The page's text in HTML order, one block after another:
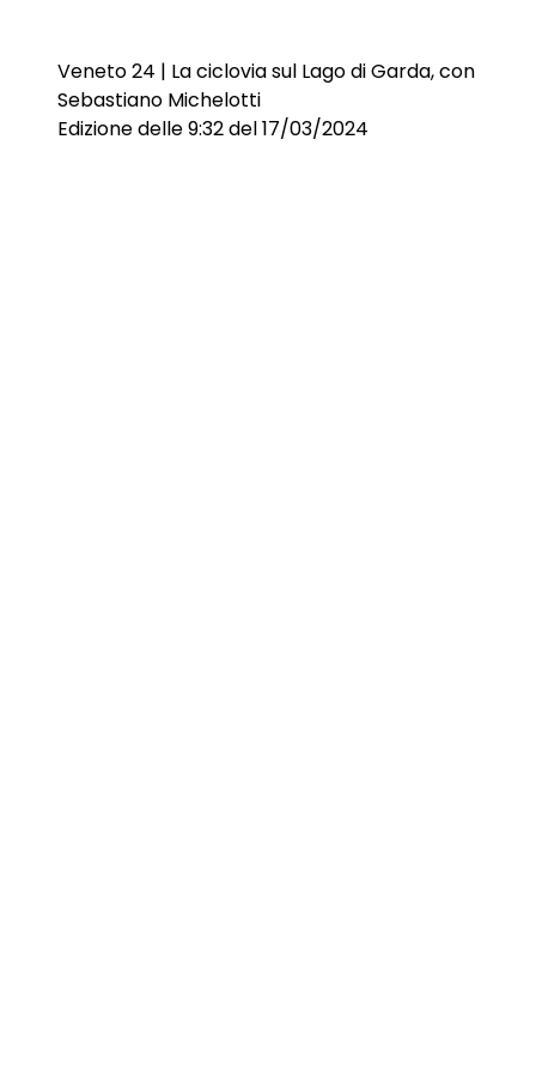
Veneto 24 | La ciclovia sul Lago di Garda, con
Sebastiano Michelotti
Edizione delle 9:32 del 17/03/2024